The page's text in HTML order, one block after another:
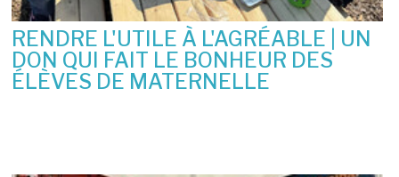
RENDRE L'UTILE À L'AGRÉABLE | UN
DON QUI FAIT LE BONHEUR DES
ÉLÈVES DE MATERNELLE